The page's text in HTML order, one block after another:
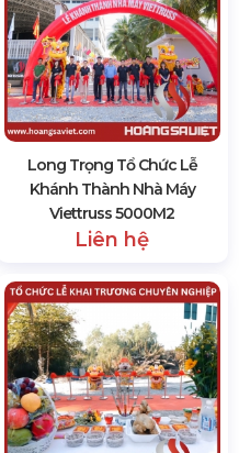
Long Trọng Tổ Chức Lễ
Khánh Thành Nhà Máy
Viettruss 5000M2
Liên hệ